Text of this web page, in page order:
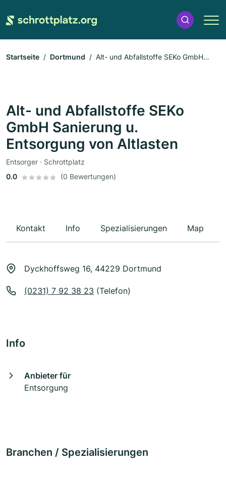
Startseite Dortmund
Alt- und Abfallstoffe SEKo GmbH
Alt- und Abfallstoffe SEKo
GmbH Sanierung u.
Entsorgung von Altlasten
Entsorger · Schrottplatz
0.0
(0 Bewertungen)
Kontakt Info Spezialisierungen Map
Dyckhoffsweg 16, 44229 Dortmund
(0231) 7 92 38 23 (Telefon)
Info
Anbieter für
Entsorgung
Branchen / Spezialisierungen